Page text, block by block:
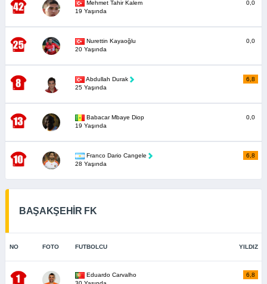
Mehmet Tahir Kalem
19 Yaşında
0,0
Nurettin Kayaoğlu
20 Yaşında
0,0
Abdullah Durak
25 Yaşında
6,8
Babacar Mbaye Diop
19 Yaşında
0,0
Franco Dario Cangele
28 Yaşında
6,8
BAŞAKŞEHİR FK
NO FOTO FUTBOLCU YILDIZ
Eduardo Carvalho
6,8